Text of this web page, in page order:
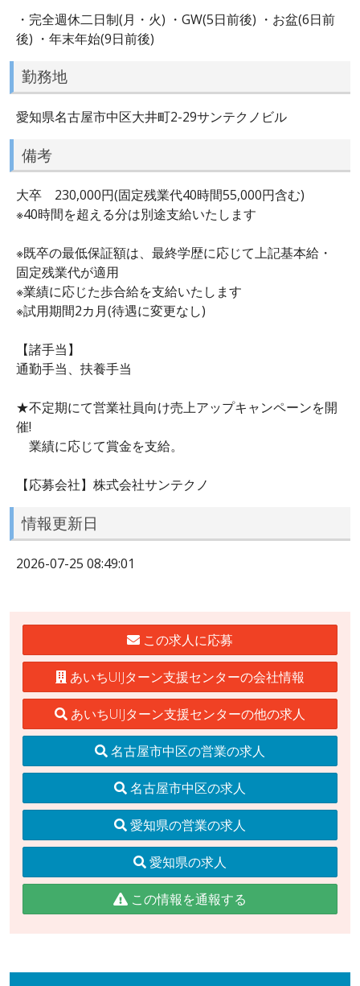
・完全週休二日制(月・火) ・GW(5日前後) ・お盆(6日前
後) ・年末年始(9日前後)
勤務地
愛知県名古屋市中区大井町2-29サンテクノビル
備考
大卒 230,000円(固定残業代40時間55,000円含む)
※40時間を超える分は別途支給いたします
※既卒の最低保証額は、最終学歴に応じて上記基本給・
固定残業代が適用
※業績に応じた歩合給を支給いたします
※試用期間2カ月(待遇に変更なし)
【諸手当】
通勤手当、扶養手当
★不定期にて営業社員向け売上アップキャンペーンを開
催!
業績に応じて賞金を支給。
【応募会社】株式会社サンテクノ
情報更新日
2026-07-25 08:49:01
この求人に応募
あいちUIJターン支援センターの会社情報
あいちUIJターン支援センターの他の求人
名古屋市中区の営業の求人
名古屋市中区の求人
愛知県の営業の求人
愛知県の求人
この情報を通報する